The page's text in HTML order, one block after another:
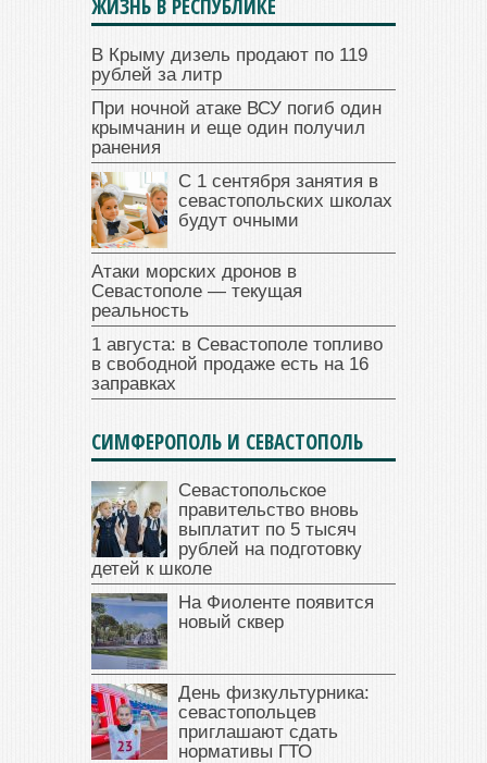
ЖИЗНЬ В РЕСПУБЛИКЕ
В Крыму дизель продают по 119
рублей за литр
При ночной атаке ВСУ погиб один
крымчанин и еще один получил
ранения
С 1 сентября занятия в
севастопольских школах
будут очными
Атаки морских дронов в
Севастополе — текущая
реальность
1 августа: в Севастополе топливо
в свободной продаже есть на 16
заправках
СИМФЕРОПОЛЬ И СЕВАСТОПОЛЬ
Севастопольское
правительство вновь
выплатит по 5 тысяч
рублей на подготовку
детей к школе
На Фиоленте появится
новый сквер
День физкультурника:
севастопольцев
приглашают сдать
нормативы ГТО